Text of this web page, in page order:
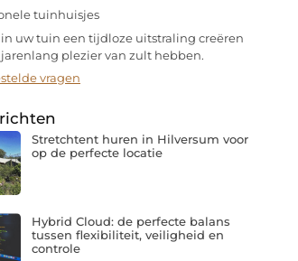
tuinhuisjes
uw tuin een tijdloze uitstraling creëren
plezier van zult hebben.
vragen
Stretchtent huren in Hilversum voor
op de perfecte locatie
Hybrid Cloud: de perfecte balans
tussen flexibiliteit, veiligheid en
controle